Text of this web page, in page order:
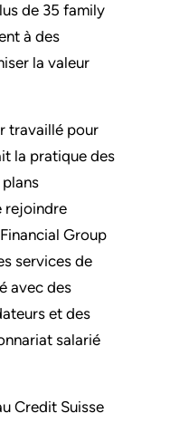
de 35 family
à des
la valeur
travaillé pour
la pratique des
rejoindre
Group
services de
avec des
et des
salarié
Credit Suisse